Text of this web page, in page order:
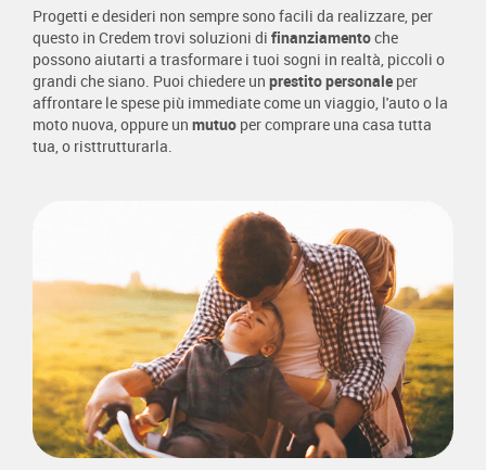
Progetti e desideri non sempre sono facili da realizzare, per
questo in Credem trovi soluzioni di finanziamentoche
possono aiutarti a trasformare i tuoi sogni in realtà, piccoli o
grandi che siano. Puoi chiedere un prestito personale per
affrontare le spese più immediate come un viaggio, l'auto o la
moto nuova, oppure un mutuo per comprare una casa tutta
tua, o risttrutturarla.